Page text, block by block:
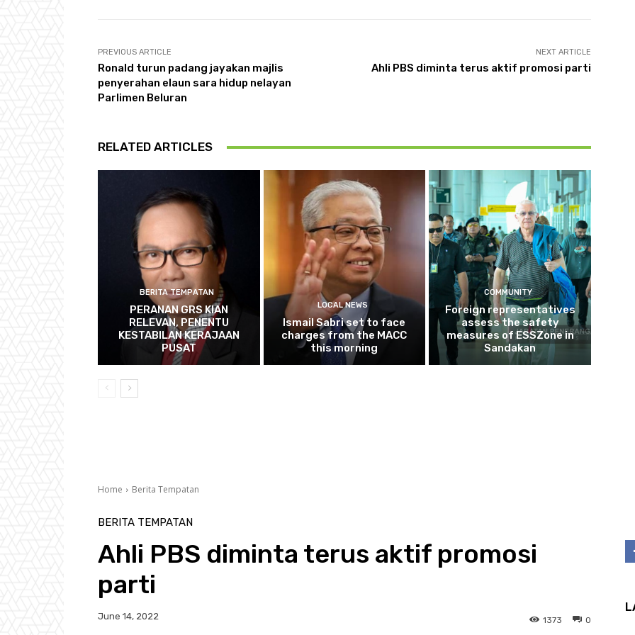
PREVIOUS ARTICLE
Ronald turun padang jayakan majlis
penyerahan elaun sara hidup nelayan
Parlimen Beluran
NEXT ARTICLE
Ahli PBS diminta terus aktif promosi parti
RELATED ARTICLES
BERITA TEMPATAN
PERANAN GRS KIAN
RELEVAN, PENENTU
KESTABILAN KERAJAAN
PUSAT
LOCAL NEWS
Ismail Sabri set to face
charges from the MACC
this morning
COMMUNITY
Foreign representatives
assess the safety
measures of ESSZone in
Sandakan